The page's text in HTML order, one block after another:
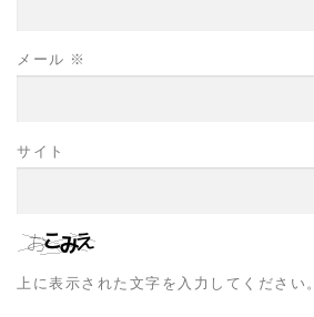
メール ※
サイト
上に表示された文字を入力してください。